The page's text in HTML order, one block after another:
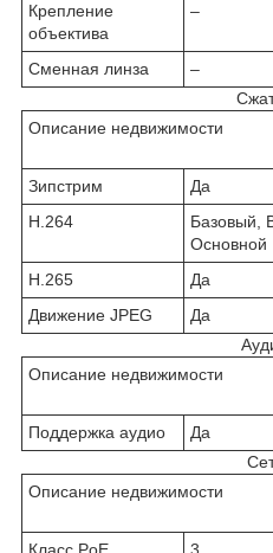
Крепление
объектива
–
Сменная линза
–
Описание недвижимости
Зипстрим
Да
H.264
Базовый,
Основной
H.265
Да
Движение JPEG
Да
Описание недвижимости
Поддержка аудио
Да
Описание недвижимости